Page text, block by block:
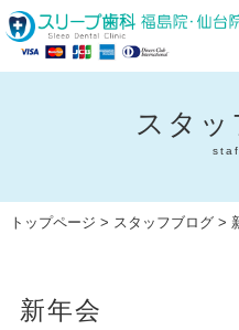
スタ
トップページ > スタッフブログ>
新年会